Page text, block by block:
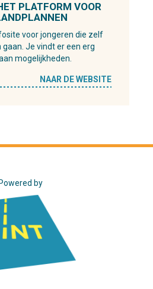
PLATFORM VOOR
voor jongeren die zelf
Je vindt er een erg
mogelijkheden.
NAAR DE WEBSITE
Powered by